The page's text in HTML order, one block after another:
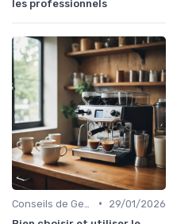
les professionnels
•
29/01/2026